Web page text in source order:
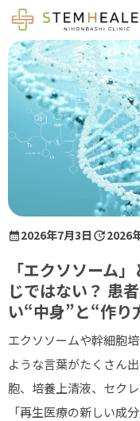
エクソソームとは
成人治療
脳卒中
糖尿病
小児治療
脳性麻痺
急性脳症後遺症
自閉症
健康維持
ストレス緩和
肩こり
2026年7月3日 2026
「エクソソーム
じではない？ 患
い“中身”と“作り
エクソソームや幹細胞
ような言葉がたくさん
胞、培養上清液、セク
「再生医療の新しい成